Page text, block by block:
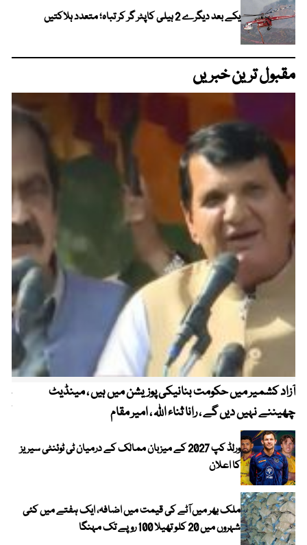
یکے بعد دیگرے 2 ہیلی کاپٹر گر کر تباہ؛ متعدد ہلاکتیں
مقبول ترین خبریں
آزاد کشمیر میں حکومت بنانیکی پوزیشن میں ہیں ، مینڈیٹ
چھیننے نہیں دیں گے ، رانا ثناء اللہ ، امیر مقام
ورلڈ کپ 2027 کے میزبان ممالک کے درمیان ٹی ٹوئنٹی سیریز
کا اعلان
ملک بھر میں آٹے کی قیمت میں اضافہ، ایک ہفتے میں کئی
شہروں میں 20 کلو تھیلا 100 روپے تک مہنگا